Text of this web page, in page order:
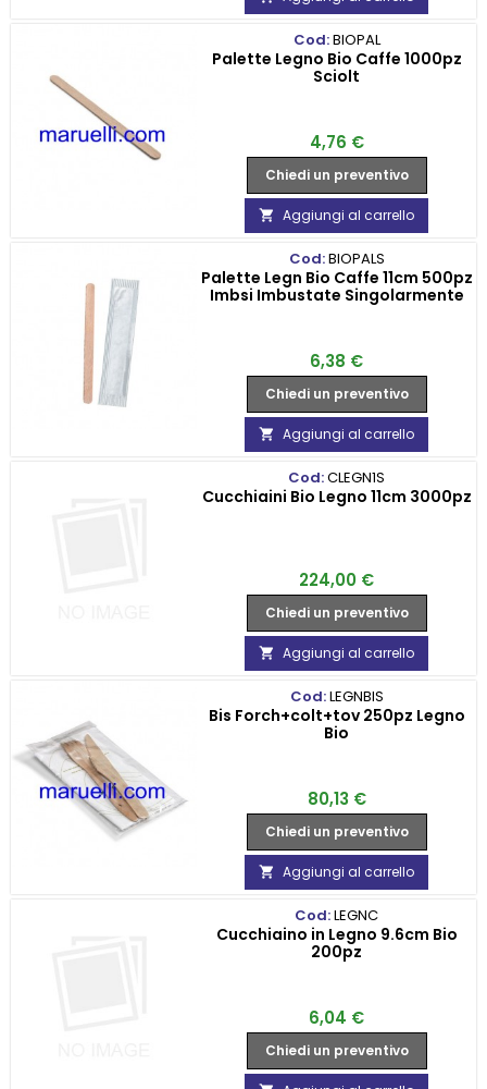
Cod:BIOPAL
Palette Legno Bio Caffe 1000pz
Sciolt
Prezzo
4,76 €
Chiedi un preventivo
 Aggiungi al carrello
Cod:BIOPALS
Palette Legn Bio Caffe 11cm 500pz
Imbsi Imbustate Singolarmente
Prezzo
6,38 €
Chiedi un preventivo
 Aggiungi al carrello
Cod:CLEGN1S
Cucchiaini Bio Legno 11cm 3000pz
Prezzo
224,00 €
Chiedi un preventivo
 Aggiungi al carrello
Cod:LEGNBIS
Bis Forch+colt+tov 250pz Legno
Bio
Prezzo
80,13 €
Chiedi un preventivo
 Aggiungi al carrello
Cod:LEGNC
Cucchiaino in Legno 9.6cm Bio
200pz
Prezzo
6,04 €
Chiedi un preventivo